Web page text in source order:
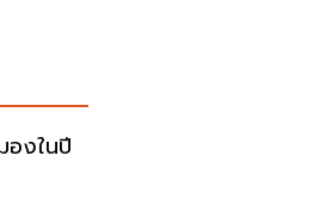
องในปี